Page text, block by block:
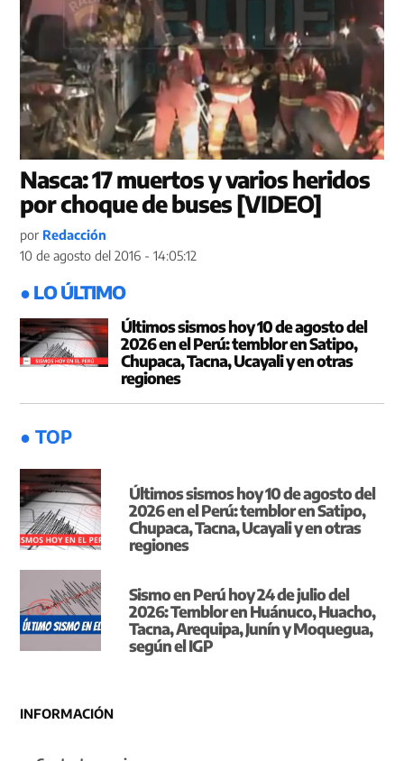
Nasca: 17 muertos y varios heridos
por choque de buses [VIDEO]
por Redacción
10 de agosto del 2016 - 14:05:12
● LO ÚLTIMO
Últimos sismos hoy 10 de agosto del
2026 en el Perú: temblor en Satipo,
Chupaca, Tacna, Ucayali y en otras
regiones
● TOP
Últimos sismos hoy 10 de agosto del
2026 en el Perú: temblor en Satipo,
Chupaca, Tacna, Ucayali y en otras
regiones
Sismo en Perú hoy 24 de julio del
2026: Temblor en Huánuco, Huacho,
Tacna, Arequipa, Junín y Moquegua,
según el IGP
INFORMACIÓN